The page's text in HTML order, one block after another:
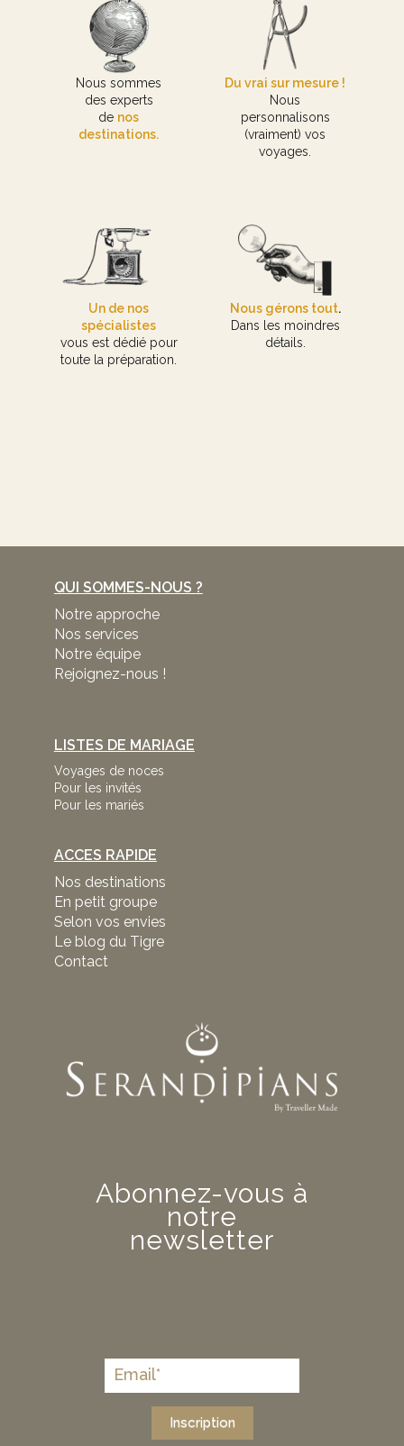
Nous sommes
des experts
de nos
destinations.
Du vrai sur mesure !
Nous
personnalisons
(vraiment) vos
voyages.
Un de nos
spécialistes
vous est dédié pour
toute la préparation.
Nous gérons tout.
Dans les moindres
détails.
QUI SOMMES-NOUS ?
Notre approche
Nos services
Notre équipe
Rejoignez-nous !
LISTES DE MARIAGE
Voyages de noces
Pour les invités
Pour les mariés
ACCES RAPIDE
Nos destinations
En petit groupe
Selon vos envies
Le blog du Tigre
Contact
Abonnez-vous à
notre
newsletter
Inscription